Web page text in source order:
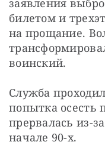
заявления
билетом и
на прощание.
воинский.
Служба
попытка осесть
прервалась из-
начале 90-х.